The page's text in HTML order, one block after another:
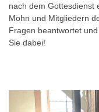
nach dem Gottesdienst
Mohn und Mitgliedern
Fragen beantwortet
Sie dabei!